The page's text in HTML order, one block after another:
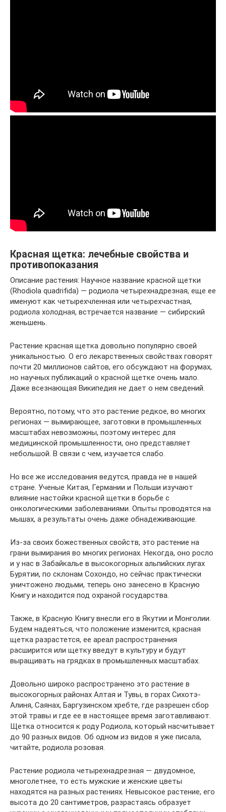
Красная щетка: лечебные свойства и
противопоказания
Описание растения: Научное название красной щетки
(Rhodiola quadrifida) — родиола четырехнадрезная, еще ее
именуют как четырехчленная или четырехчастная,
родиола холодная, встречается название — сибирский
женьшень.
Растение красная щетка довольно популярно своей
уникальностью. О его лекарственных свойствах говорят
почти 20 миллионов сайтов, его обсуждают на форумах,
но научных публикаций о красной щетке очень мало.
Даже всезнающая Википедия не дает о нем сведений.
Вероятно, потому, что это растение редкое, во многих
регионах — вымирающее, заготовки в промышленных
масштабах невозможны, поэтому интерес для
медицинской промышленности, оно представляет
небольшой. В связи с чем, изучается слабо.
Но все же исследования ведутся, правда не в нашей
стране. Ученые Китая, Германии и Польши изучают
влияние настойки красной щетки в борьбе с
онкологическими заболеваниями. Опыты проводятся на
мышах, а результаты очень даже обнадеживающие.
Из-за своих божественных свойств, это растение на
грани вымирания во многих регионах. Некогда, оно росло
и у нас в Забайкалье в высокогорных альпийских лугах
Бурятии, по склонам Сохондо, но сейчас практически
уничтожено людьми, теперь оно занесено в Красную
Книгу и находится под охраной государства.
Также, в Красную Книгу внесли его в Якутии и Монголии.
Будем надеяться, что положение изменится, красная
щетка разрастется, ее ареал распространения
расширится или щетку введут в культуру и будут
выращивать на грядках в промышленных масштабах.
Довольно широко распространено это растение в
высокогорных районах Алтая и Тувы, в горах Сихотэ-
Алиня, Саянах, Баргузинском хребте, где разрешен сбор
этой травы и где ее в настоящее время заготавливают.
Щетка относится к роду Родиола, который насчитывает
до 90 разных видов. Об одном из видов я уже писала,
читайте, родиола розовая.
Растение родиола четырехнадрезная — двудомное,
многолетнее, то есть мужские и женские цветы
находятся на разных растениях. Невысокое растение, его
высота до 20 сантиметров, разрастаясь образует